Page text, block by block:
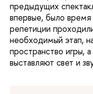
предыдущих
впервые, было время
репетиции
необходимый этап,
пространство игры,
выставляют свет и